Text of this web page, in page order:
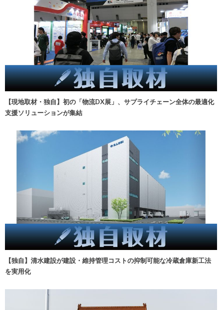
【現地取材・独自】初の「物流DX展」、サプライチェーン全体の最適化
支援ソリューションが集結
【独自】清水建設が建設・維持管理コストの抑制可能な冷蔵倉庫新工法
を実用化